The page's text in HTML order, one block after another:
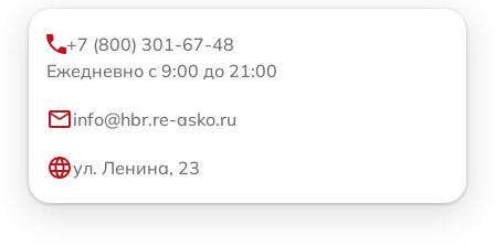
+7 (800) 301-67-48
Ежедневно с 9:00 до 21:00
info@hbr.re-asko.ru
ул. Ленина, 23